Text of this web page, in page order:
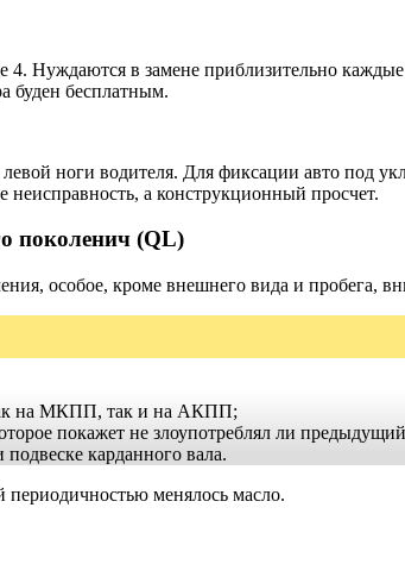
4. Нуждаются в замене приблизительно
буден бесплатным.
ноги водителя. Для фиксации авто под
неисправность, а конструкционный просчет.
поколенич (QL)
особое, кроме внешнего вида и пробега,
на МКПП, так и на АКПП;
покажет не злоупотреблял ли
карданного вала.
периодичностью менялось масло.